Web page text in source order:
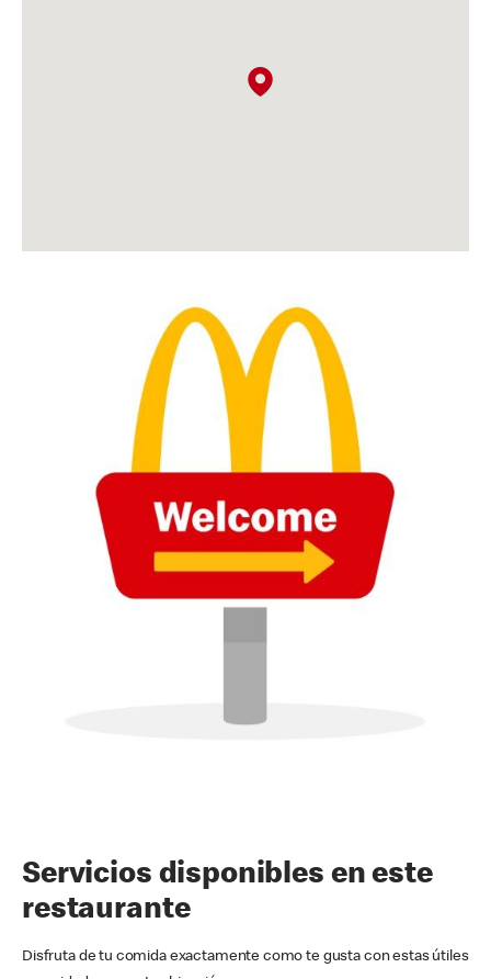
Servicios disponibles en este
restaurante
Disfruta de tu comida exactamente como te gusta con estas útiles